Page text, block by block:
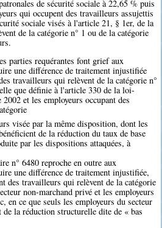
de sécurité sociale à 22,65 % puis
qui occupent des travailleurs assujettis
sociale visés à l'article 21, § 1er, de la
de la catégorie n° 1 ou de la catégorie
parties requérantes font grief aux
une différence de traitement injustifiée
travailleurs qui relèvent de la catégorie n°
que définie à l'article 330 de la loi-
et les employeurs occupant des
visée par la même disposition, dont les
de la réduction du taux de base
par les dispositions attaquées, à
n° 6480 reproche en outre aux
une différence de traitement injustifiée,
des travailleurs qui relèvent de la catégorie
non-marchand privé et les employeurs
en ce que seuls les employeurs du secteur
la réduction structurelle dite de « bas